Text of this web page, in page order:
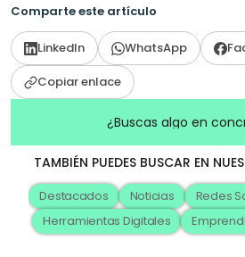
Comparte este artículo
LinkedIn WhatsApp
Copiar enlace
¿Buscas algo en
TAMBIÉN PUEDES BUSCAR EN
Destacados Noticias Redes
Herramientas Digitales